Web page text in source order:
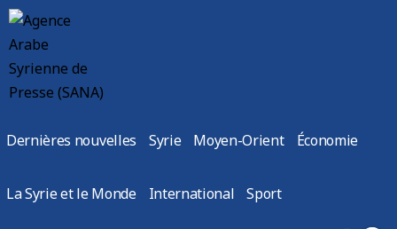
Dernières nouvelles Syrie Moyen-Orient Économie
La Syrie et le Monde International Sport